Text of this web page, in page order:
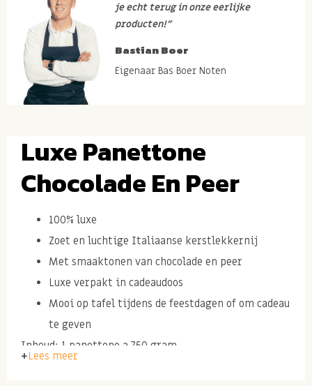
je echt terug in onze eerlijke
producten!”
Bastian Boer
Eigenaar Bas Boer Noten
Luxe Panettone
Chocolade En Peer
100% luxe
Zoet en luchtige Italiaanse kerstlekkernij
Met smaaktonen van chocolade en peer
Luxe verpakt in cadeaudoos
Mooi op tafel tijdens de feestdagen of om cadeau
te geven
Inhoud: 1 panettone a 750 gram
Lees meer